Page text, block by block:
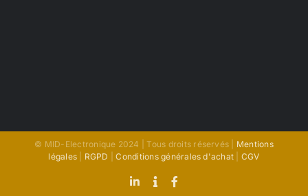
© MID-Electronique 2024 | Tous droits réservés | Mentions
légales
RGPD |Conditions générales d'achat CGV
LinkedIn
Indeed